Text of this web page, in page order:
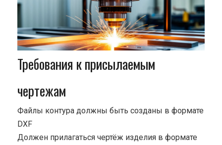
Требования к присылаемым
чертежам
Файлы контура должны быть созданы в формате
DXF
Должен прилагаться чертёж изделия в формате